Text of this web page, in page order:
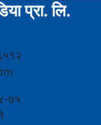
प्रा. लि.
७५